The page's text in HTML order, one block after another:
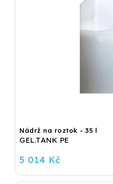
Nádrž na roztok - 35 l
GEL.TANK PE
5 014 Kč